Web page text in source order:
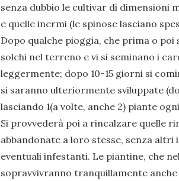
senza dubbio le cultivar di dimensioni
e quelle inermi (le spinose lasciano
Dopo qualche pioggia, che prima o
solchi nel terreno e vi si seminano i
leggermente; dopo 10-15 giorni si
si saranno ulteriormente sviluppate
lasciando 1(a volte, anche 2) piante
Si provvederà poi a rincalzare quelle
abbandonate a loro stesse, senza
eventuali infestanti. Le piantine, che
sopravvivranno tranquillamente